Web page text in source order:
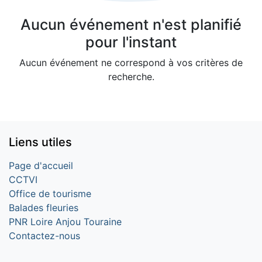
Aucun événement n'est planifié
pour l'instant
Aucun événement ne correspond à vos critères de
recherche.
Liens utiles
Page d'accueil
CCTVI
Office de tourisme
Balades fleuries
PNR Loire Anjou Touraine
Contactez-nous